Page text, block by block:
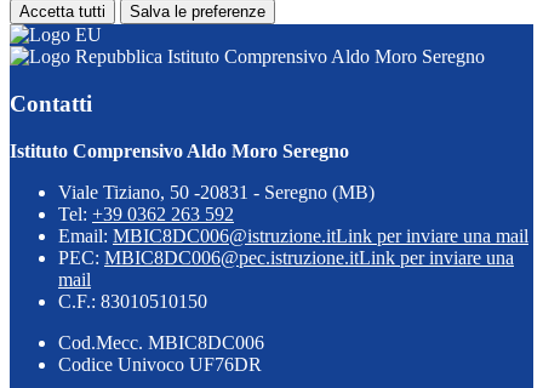
Accetta tutti Salva le preferenze
Istituto Comprensivo Aldo Moro Seregno
Contatti
Istituto Comprensivo Aldo Moro Seregno
Viale Tiziano, 50 -20831 - Seregno (MB)
Tel: +39 0362 263 592
Email: MBIC8DC006@istruzione.itLink per inviare una mail
PEC: MBIC8DC006@pec.istruzione.itLink per inviare una
mail
C.F.: 83010510150
Cod.Mecc. MBIC8DC006
Codice Univoco UF76DR